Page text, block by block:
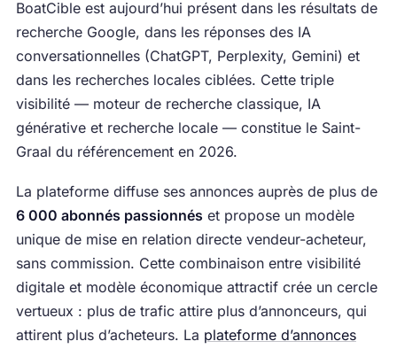
BoatCible est aujourd’hui présent dans les résultats de
recherche Google, dans les réponses des IA
conversationnelles (ChatGPT, Perplexity, Gemini) et
dans les recherches locales ciblées. Cette triple
visibilité — moteur de recherche classique, IA
générative et recherche locale — constitue le Saint-
Graal du référencement en 2026.
La plateforme diffuse ses annonces auprès de plus de
6 000 abonnés passionnés et propose un modèle
unique de mise en relation directe vendeur-acheteur,
sans commission. Cette combinaison entre visibilité
digitale et modèle économique attractif crée un cercle
vertueux : plus de trafic attire plus d’annonceurs, qui
attirent plus d’acheteurs. La plateforme d’annonces